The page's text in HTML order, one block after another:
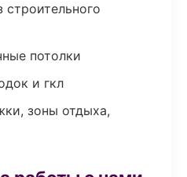
потолки
и гкл
зоны отдыха,